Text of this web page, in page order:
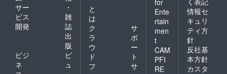
サー
ビス
開発
・
雑
誌
出
版
ビジ
ネ
ビ
ュ
と
は
ク
ラ
ウ
ド
フ
サ
ポ
ー
ト
サ
for
Ente
rtain
men
t
CAM
PFI
RE
情報セ
キュリ
ティ方
針
反社基
本方針
カスタ